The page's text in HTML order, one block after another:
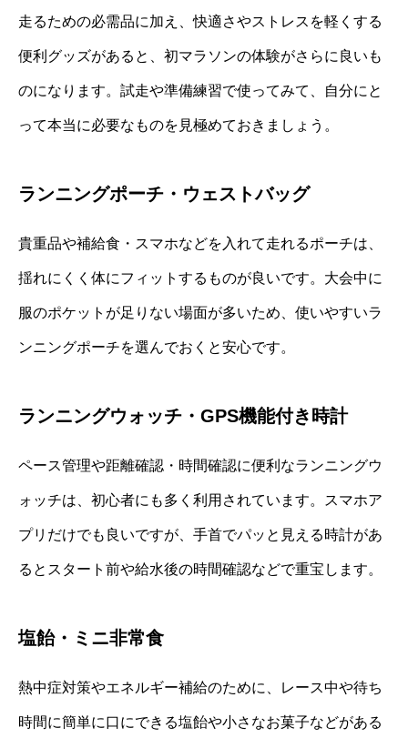
走るための必需品に加え、快適さやストレスを軽くする
便利グッズがあると、初マラソンの体験がさらに良いも
のになります。試走や準備練習で使ってみて、自分にと
って本当に必要なものを見極めておきましょう。
ランニングポーチ・ウェストバッグ
貴重品や補給食・スマホなどを入れて走れるポーチは、
揺れにくく体にフィットするものが良いです。大会中に
服のポケットが足りない場面が多いため、使いやすいラ
ンニングポーチを選んでおくと安心です。
ランニングウォッチ・GPS機能付き時計
ペース管理や距離確認・時間確認に便利なランニングウ
ォッチは、初心者にも多く利用されています。スマホア
プリだけでも良いですが、手首でパッと見える時計があ
るとスタート前や給水後の時間確認などで重宝します。
塩飴・ミニ非常食
熱中症対策やエネルギー補給のために、レース中や待ち
時間に簡単に口にできる塩飴や小さなお菓子などがある